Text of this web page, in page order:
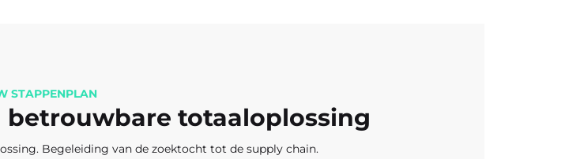
STAPPENPLAN
betrouwbare totaaloplossing
Begeleiding van de zoektocht tot de supply chain.